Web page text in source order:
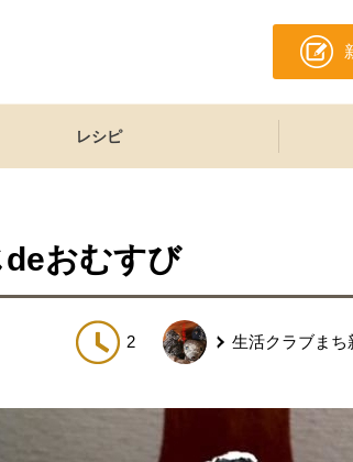
レシピ
おむすび
2 生活クラブまち